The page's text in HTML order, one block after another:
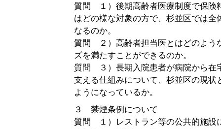
質問 １）後期高齢者医療制度で保険
はどの様な対象の方で、杉並区では全
なるのか。
質問 ２）高齢者担当医とはどのよう
ズを満たすことができるのか。
質問 ３）長期入院患者が病院から在
支える仕組みについて、杉並区の現状
ようになっているか。
３ 禁煙条例について
質問 １）レストラン等の公共的施設